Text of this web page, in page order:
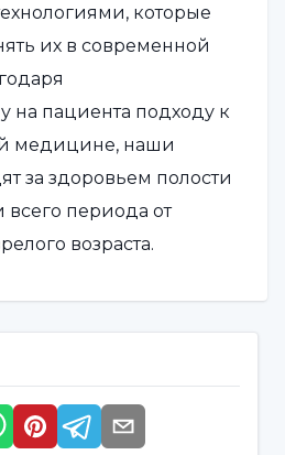
которые
их в современной
на пациента подходу к
медицине, наши
за здоровьем полости
всего периода от
возраста.
камер в
тактильному
при ранней